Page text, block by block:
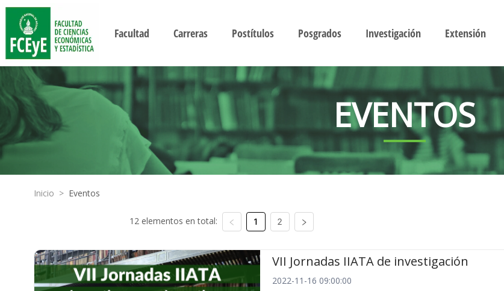
Facultad Carreras Postítulos Posgrados Investigación Extensión
EVENTOS
Inicio > Eventos
12 elementos en total: 1 2
VII Jornadas IIATA de investigación
2022-11-16 09:00:00